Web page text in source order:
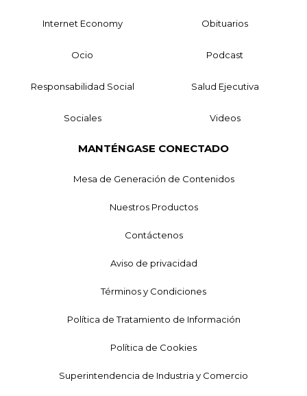
Internet Economy Obituarios
Ocio Podcast
Responsabilidad Social Salud Ejecutiva
Sociales Videos
MANTÉNGASE CONECTADO
Mesa de Generación de Contenidos
Nuestros Productos
Contáctenos
Aviso de privacidad
Términos y Condiciones
Política de Tratamiento de Información
Política de Cookies
Superintendencia de Industria y Comercio